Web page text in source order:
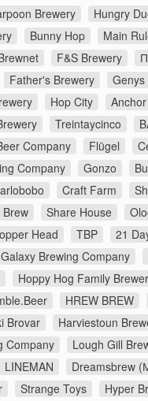
Brewery Hungry
Bunny Hop Main
F&S Brewery
Father's Brewery Genys
Hop City
Treintaycinco
Company Flügel
Company Gonzo
Craft Farm
Brew Share House
Head TBP 21
Galaxy Brewing Company
Hoppy Hog Family
HREW BREW
Brovar Harviestoun
Company Lough Gill
LINEMAN Dreamsbrew
Strange Toys Hyper